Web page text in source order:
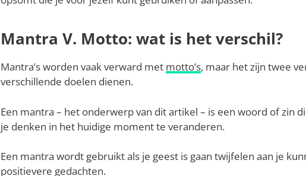
Mantra V. Motto: wat is het verschil?
Mantra’s worden vaak verward met motto’s, maar het zijn twee
verschillende doelen dienen.
Een mantra – het onderwerp van dit artikel – is een woord of zin
je denken in het huidige moment te veranderen.
Een mantra wordt gebruikt als je geest is gaan twijfelen aan je
positievere gedachten.